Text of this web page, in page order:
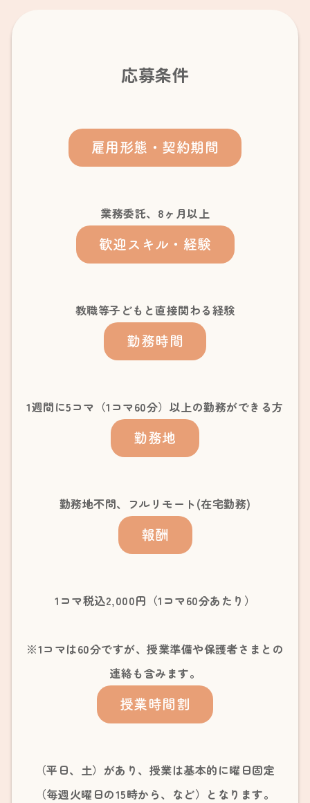
応募条件
雇用形態・契約期間
業務委託、8ヶ月以上
歓迎スキル・経験
教職等子どもと直接関わる経験
勤務時間
1週間に5コマ（1コマ60分）以上の勤務ができる方
勤務地
勤務地不問、フルリモート(在宅勤務)
報酬
1コマ税込2,000円（1コマ60分あたり）
※1コマは60分ですが、授業準備や保護者さまとの
連絡も含みます。
授業時間割
（平日、土）があり、授業は基本的に曜日固定
（毎週火曜日の15時から、など）となります。